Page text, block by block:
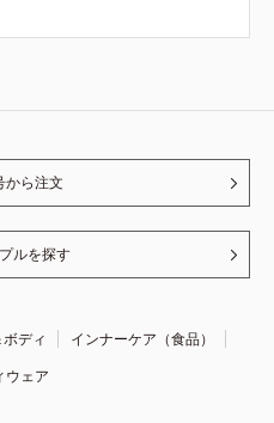
から注文
ルを探す
ディ
インナーケア（食品）
ウェア